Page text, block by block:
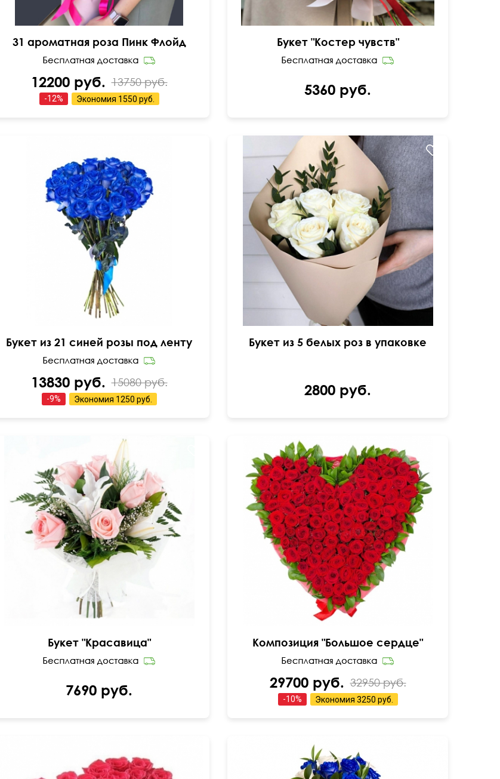
31 ароматная роза Пинк Флойд
12200 руб. 13750 руб.
-12% Экономия 1550 руб.
Букет "Костер чувств"
5360 руб.
Можно оформить в коробке
50 см
30 см
Букет из 21 синей розы под ленту
13830 руб. 15080 руб.
-9% Экономия 1250 руб.
50 см 15 см
Букет из 5 белых роз в упаковке
2800 руб.
Розовая роза - 7шт., лилия - 2шт., гипсофила,
папоротник.
55 см
40 см
Букет "Красавица"
7690 руб.
На оазисе
20 см
50 см
Композиция "Большое сердце"
29700 руб. 32950 руб.
-10% Экономия 3250 руб.